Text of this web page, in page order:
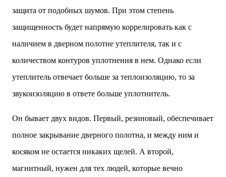
защита от подобных шумов. При этом степень
защищенность будет напрямую коррелировать как с
наличием в дверном полотне утеплителя, так и с
количеством контуров уплотнения в нем. Однако если
утеплитель отвечает больше за теплоизоляцию, то за
звукоизоляцию в ответе больше уплотнитель.
Он бывает двух видов. Первый, резиновый, обеспечивает
полное закрывание дверного полотна, и между ним и
косяком не остается никаких щелей. А второй,
магнитный, нужен для тех людей, которые вечно